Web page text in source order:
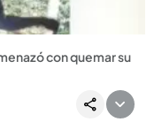
con quemar su
confronta al sujeto,
...